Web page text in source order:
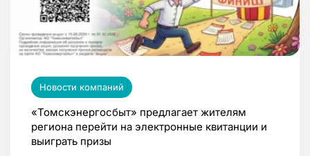
Новости компаний
«Томскэнергосбыт» предлагает жителям
региона перейти на электронные квитанции и
выиграть призы